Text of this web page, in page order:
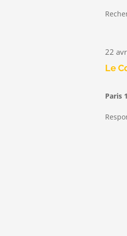
Le
22
Paris